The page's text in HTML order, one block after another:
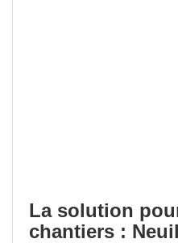
La solution
chantiers :